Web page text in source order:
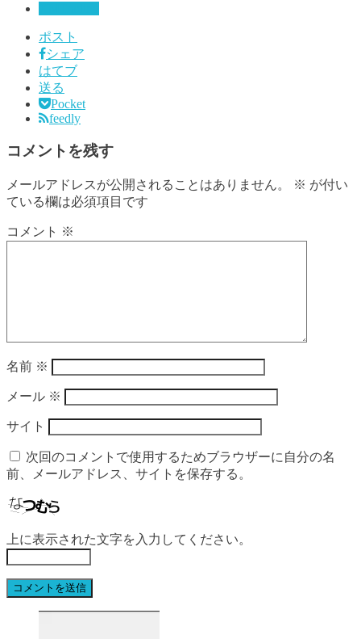
ポスト
シェア
はてブ
送る
Pocket
feedly
コメントを残す
メールアドレスが公開されることはありません。 ※ が付い
ている欄は必須項目です
コメント ※
名前 ※
メール ※
サイト
次回のコメントで使用するためブラウザーに自分の名
前、メールアドレス、サイトを保存する。
上に表示された文字を入力してください。